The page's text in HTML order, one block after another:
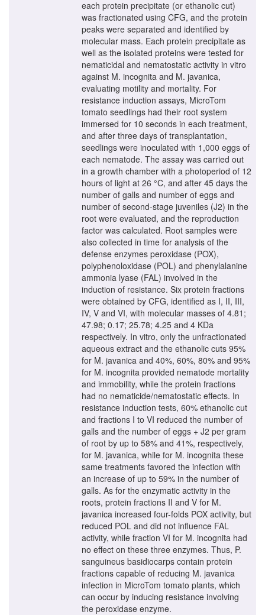
each protein precipitate (or ethanolic cut)
was fractionated using CFG, and the protein
peaks were separated and identified by
molecular mass. Each protein precipitate as
well as the isolated proteins were tested for
nematicidal and nematostatic activity in vitro
against M. incognita and M. javanica,
evaluating motility and mortality. For
resistance induction assays, MicroTom
tomato seedlings had their root system
immersed for 10 seconds in each treatment,
and after three days of transplantation,
seedlings were inoculated with 1,000 eggs of
each nematode. The assay was carried out
in a growth chamber with a photoperiod of 12
hours of light at 26 °C, and after 45 days the
number of galls and number of eggs and
number of second-stage juveniles (J2) in the
root were evaluated, and the reproduction
factor was calculated. Root samples were
also collected in time for analysis of the
defense enzymes peroxidase (POX),
polyphenoloxidase (POL) and phenylalanine
ammonia lyase (FAL) involved in the
induction of resistance. Six protein fractions
were obtained by CFG, identified as I, II, III,
IV, V and VI, with molecular masses of 4.81;
47.98; 0.17; 25.78; 4.25 and 4 KDa
respectively. In vitro, only the unfractionated
aqueous extract and the ethanolic cuts 95%
for M. javanica and 40%, 60%, 80% and 95%
for M. incognita provided nematode mortality
and immobility, while the protein fractions
had no nematicide/nematostatic effects. In
resistance induction tests, 60% ethanolic cut
and fractions I to VI reduced the number of
galls and the number of eggs + J2 per gram
of root by up to 58% and 41%, respectively,
for M. javanica, while for M. incognita these
same treatments favored the infection with
an increase of up to 59% in the number of
galls. As for the enzymatic activity in the
roots, protein fractions II and V for M.
javanica increased four-folds POX activity, but
reduced POL and did not influence FAL
activity, while fraction VI for M. incognita had
no effect on these three enzymes. Thus, P.
sanguineus basidiocarps contain protein
fractions capable of reducing M. javanica
infection in MicroTom tomato plants, which
can occur by inducing resistance involving
the peroxidase enzyme.